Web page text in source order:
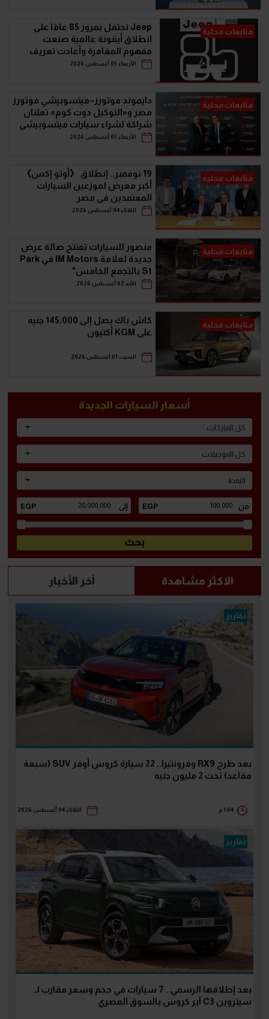
متابعات محلية
Jeep تحتفل بمرور 85 عامًا على
انطلاق أيقونة عالمية صنعت
مفهوم المغامرة وأعادت تعريف
سيارات الـ SUV
الأربعاء 05 أغسطس 2026
متابعات محلية
دايموند موتورز–ميتسوبيشي موتورز
مصر و«التوكيل دوت كوم» تعلنان
شراكة لشراء سيارات ميتسوبيشي
أونلاين
الأربعاء 05 أغسطس 2026
متابعات محلية
19 نوفمبر.. إنطلاق 《أوتو إكس》
أكبر معرض لموزعين السيارات
المعتمدين في مصر
الثلاثاء 04 أغسطس 2026
متابعات محلية
منصور للسيارات تفتتح صالة عرض
جديدة لعلامة IM Motors في Park
St بالتجمع الخامس"
الأحد 02 أغسطس 2026
متابعات محلية
كاش باك يصل إلى 145,000 جنيه
على KGM أكتيون
السبت 01 أغسطس 2026
أسعار السيارات الجديدة
كل الماركات
كل الموديلات
النمط
الاكثر مشاهدة آخر الأخبار
تقارير
بعد طرح RX9 وفرونتيرا.. 22 سيارة كروس أوفر SUV (سبعة
مقاعد) تحت 2 مليون جنيه
1:04 م الثلاثاء 04 أغسطس 2026
تقارير
بعد إطلاقها الرسمي.. 7 سيارات في حجم وسعر مقارب لـ
سيتروين C3 آير كروس بالسوق المصري